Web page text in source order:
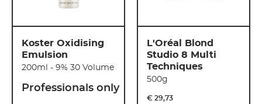
Koster Oxidising
Emulsion
200ml - 9% 30 Volume
Professionals only
L'Oréal Blond
Studio 8 Multi
Techniques
500g
€ 29,73